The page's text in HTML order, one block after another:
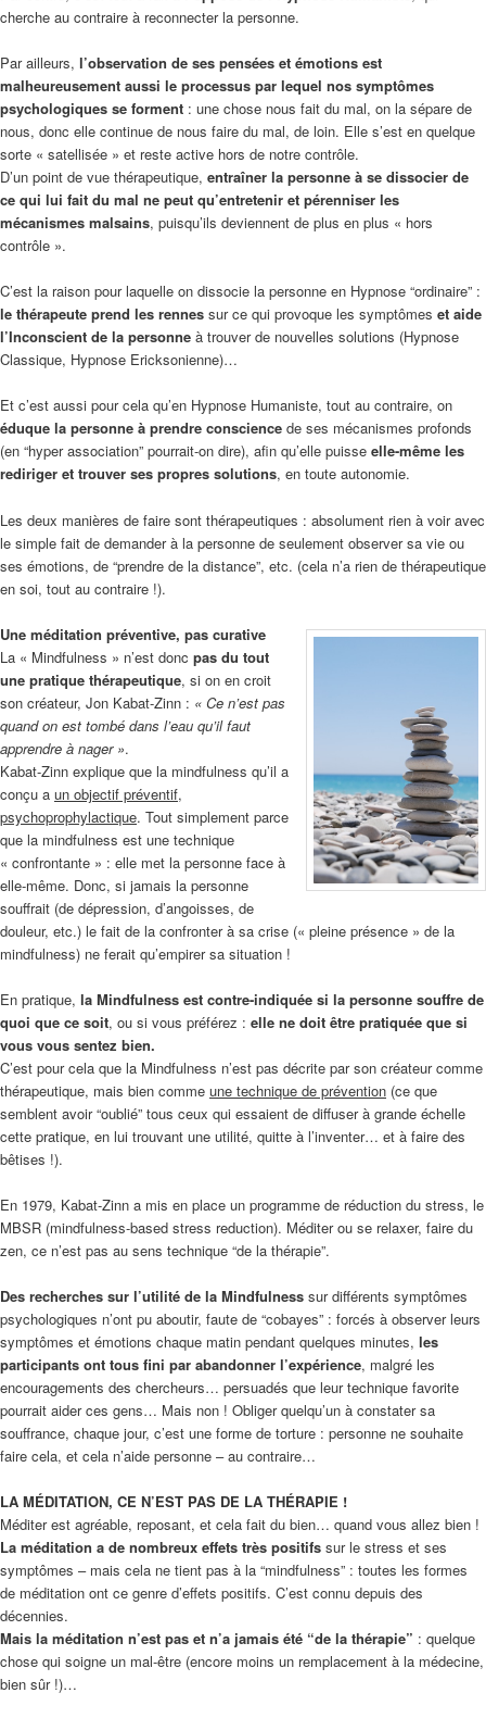
cherche au contraire à reconnecter la personne.
Par ailleurs, l’observation de ses pensées et émotions est
malheureusement aussi le processus par lequel nos symptômes
psychologiques se forment : une chose nous fait du mal, on la sépare de
nous, donc elle continue de nous faire du mal, de loin. Elle s’est en quelque
sorte « satellisée » et reste active hors de notre contrôle.
D’un point de vue thérapeutique, entraîner la personne à se dissocier de
ce qui lui fait du mal ne peut qu’entretenir et pérenniser les
mécanismes malsains, puisqu’ils deviennent de plus en plus « hors
contrôle ».
C’est la raison pour laquelle on dissocie la personne en Hypnose “ordinaire” :
le thérapeute prend les rennes sur ce qui provoque les symptômes et aide
l’Inconscient de la personne à trouver de nouvelles solutions (Hypnose
Classique, Hypnose Ericksonienne)…
Et c’est aussi pour cela qu’en Hypnose Humaniste, tout au contraire, on
éduque la personne à prendre conscience de ses mécanismes profonds
(en “hyper association” pourrait-on dire), afin qu’elle puisse elle-même les
rediriger et trouver ses propres solutions, en toute autonomie.
Les deux manières de faire sont thérapeutiques : absolument rien à voir avec
le simple fait de demander à la personne de seulement observer sa vie ou
ses émotions, de “prendre de la distance”, etc. (cela n’a rien de thérapeutique
en soi, tout au contraire !).
Une méditation préventive, pas curative
La « Mindfulness » n’est donc pas du tout
une pratique thérapeutique, si on en croit
son créateur, Jon Kabat-Zinn : « Ce n’est pas
quand on est tombé dans l’eau qu’il faut
apprendre à nager ».
Kabat-Zinn explique que la mindfulness qu’il a
conçu a un objectif préventif,
psychoprophylactique. Tout simplement parce
que la mindfulness est une technique
« confrontante » : elle met la personne face à
elle-même. Donc, si jamais la personne
souffrait (de dépression, d’angoisses, de
douleur, etc.) le fait de la confronter à sa crise (« pleine présence » de la
mindfulness) ne ferait qu’empirer sa situation !
En pratique, la Mindfulness est contre-indiquée si la personne souffre de
quoi que ce soit, ou si vous préférez : elle ne doit être pratiquée que si
vous vous sentez bien.
C’est pour cela que la Mindfulness n’est pas décrite par son créateur comme
thérapeutique, mais bien comme une technique de prévention (ce que
semblent avoir “oublié” tous ceux qui essaient de diffuser à grande échelle
cette pratique, en lui trouvant une utilité, quitte à l’inventer… et à faire des
bêtises !).
En 1979, Kabat-Zinn a mis en place un programme de réduction du stress, le
MBSR (mindfulness-based stress reduction). Méditer ou se relaxer, faire du
zen, ce n’est pas au sens technique “de la thérapie”.
Des recherches sur l’utilité de la Mindfulness sur différents symptômes
psychologiques n’ont pu aboutir, faute de “cobayes” : forcés à observer leurs
symptômes et émotions chaque matin pendant quelques minutes, les
participants ont tous fini par abandonner l’expérience, malgré les
encouragements des chercheurs… persuadés que leur technique favorite
pourrait aider ces gens… Mais non ! Obliger quelqu’un à constater sa
souffrance, chaque jour, c’est une forme de torture : personne ne souhaite
faire cela, et cela n’aide personne – au contraire…
LA MÉDITATION, CE N’EST PAS DE LA THÉRAPIE !
Méditer est agréable, reposant, et cela fait du bien… quand vous allez bien !
La méditation a de nombreux effets très positifs sur le stress et ses
symptômes – mais cela ne tient pas à la “mindfulness” : toutes les formes
de méditation ont ce genre d’effets positifs. C’est connu depuis des
décennies.
Mais la méditation n’est pas et n’a jamais été “de la thérapie” : quelque
chose qui soigne un mal-être (encore moins un remplacement à la médecine,
bien sûr !)…